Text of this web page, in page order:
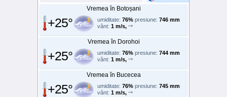
Vremea în Botoșani
+25° umiditate: 76% presiune: 746 mm
vânt: 1 m/s,
Vremea în Dorohoi
+25° umiditate: 76% presiune: 744 mm
vânt: 1 m/s,
Vremea în Bucecea
+25° umiditate: 76% presiune: 745 mm
vânt: 1 m/s,